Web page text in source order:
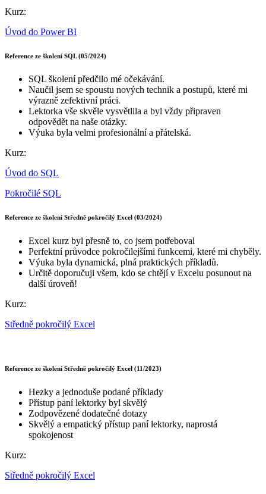
Kurz:
Úvod do Power BI
Reference ze školení SQL (05/2024)
SQL školení předčilo mé očekávání.
Naučil jsem se spoustu nových technik a postupů, které mi
výrazně zefektivní práci.
Lektorka vše skvěle vysvětlila a byl vždy připraven
odpovědět na naše otázky.
Výuka byla velmi profesionální a přátelská.
Kurz:
Úvod do SQL
Pokročilé SQL
Reference ze školení Středně pokročilý Excel (03/2024)
Excel kurz byl přesně to, co jsem potřeboval
Perfektní průvodce pokročilejšími funkcemi, které mi chyběly.
Výuka byla dynamická, plná praktických příkladů.
Určitě doporučuji všem, kdo se chtějí v Excelu posunout na
další úroveň!
Kurz:
Středně pokročilý Excel
Reference ze školení Středně pokročilý Excel (11/2023)
Hezky a jednoduše podané příklady
Přístup paní lektorky byl skvělý
Zodpovězené dodatečné dotazy
Skvělý a empatický přístup paní lektorky, naprostá
spokojenost
Kurz:
Středně pokročilý Excel